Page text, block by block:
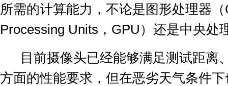
所需的计算能力，不论是图形处理器（
Processing Units ， GPU ）还是中央处
目前摄像头已经能够满足测试距离
方面的性能要求，但在恶劣天气条件